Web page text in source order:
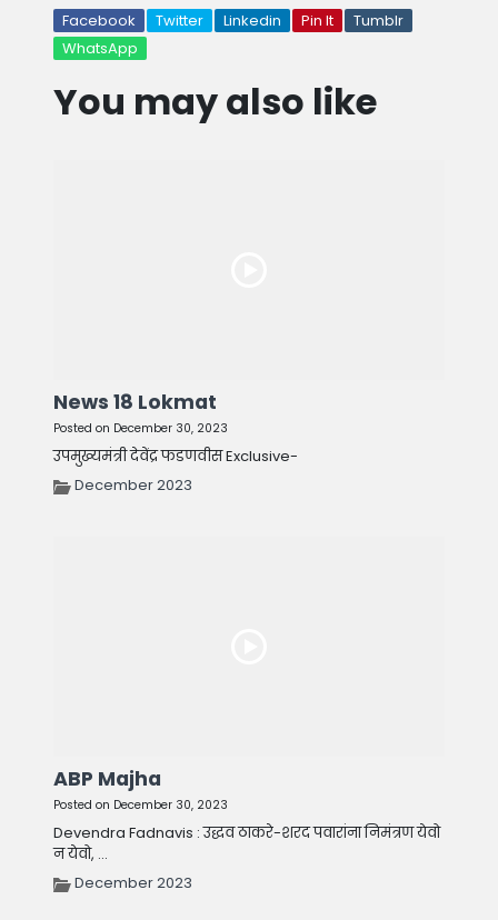
Facebook
Twitter Linkedin Pin It
Tumblr
WhatsApp
You may also like
News 18 Lokmat
Posted on December 30, 2023
उपमुख्यमंत्री देवेंद्र फडणवीस Exclusive-
December 2023
ABP Majha
Posted on December 30, 2023
Devendra Fadnavis : उद्धव ठाकरे-शरद पवारांना निमंत्रण येवो
न येवो, ...
December 2023